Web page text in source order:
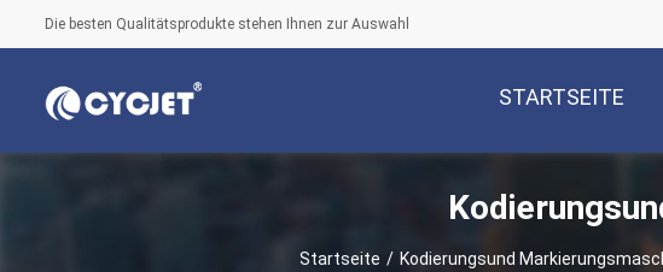
Die besten Qualitätsprodukte stehen Ihnen zur Auswahl
STARTSEITE
Startseite / Kodierungsund